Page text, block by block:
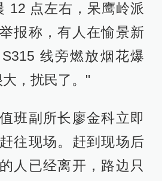
12 点左右，呆鹰岭派
报称，有人在愉景新
线旁燃放烟花爆
，扰民了。"
班副所长廖金科立即
往现场。赶到现场后
人已经离开，路边只